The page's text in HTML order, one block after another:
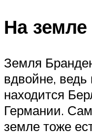
На
Земля
вдвойне, ведь
находится
Германии.
земле тоже